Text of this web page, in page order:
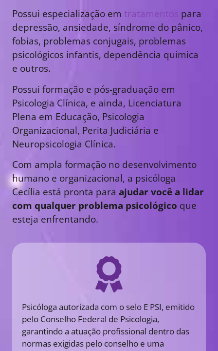
Possui especialização em tratamentos para
depressão, ansiedade, síndrome do pânico,
fobias, problemas conjugais, problemas
psicológicos infantis, dependência química
e outros.
Possui formação e pós-graduação em
Psicologia Clínica, e ainda, Licenciatura
Plena em Educação, Psicologia
Organizacional, Perita Judiciária e
Neuropsicologia Clínica.
Com ampla formação no desenvolvimento
humano e organizacional, a psicóloga
Cecília está pronta para ajudar você a lidar
com qualquer problema psicológico que
esteja enfrentando.
Psicóloga autorizada com o selo E PSI, emitido
pelo Conselho Federal de Psicologia,
garantindo a atuação profissional dentro das
normas exigidas pelo conselho e uma